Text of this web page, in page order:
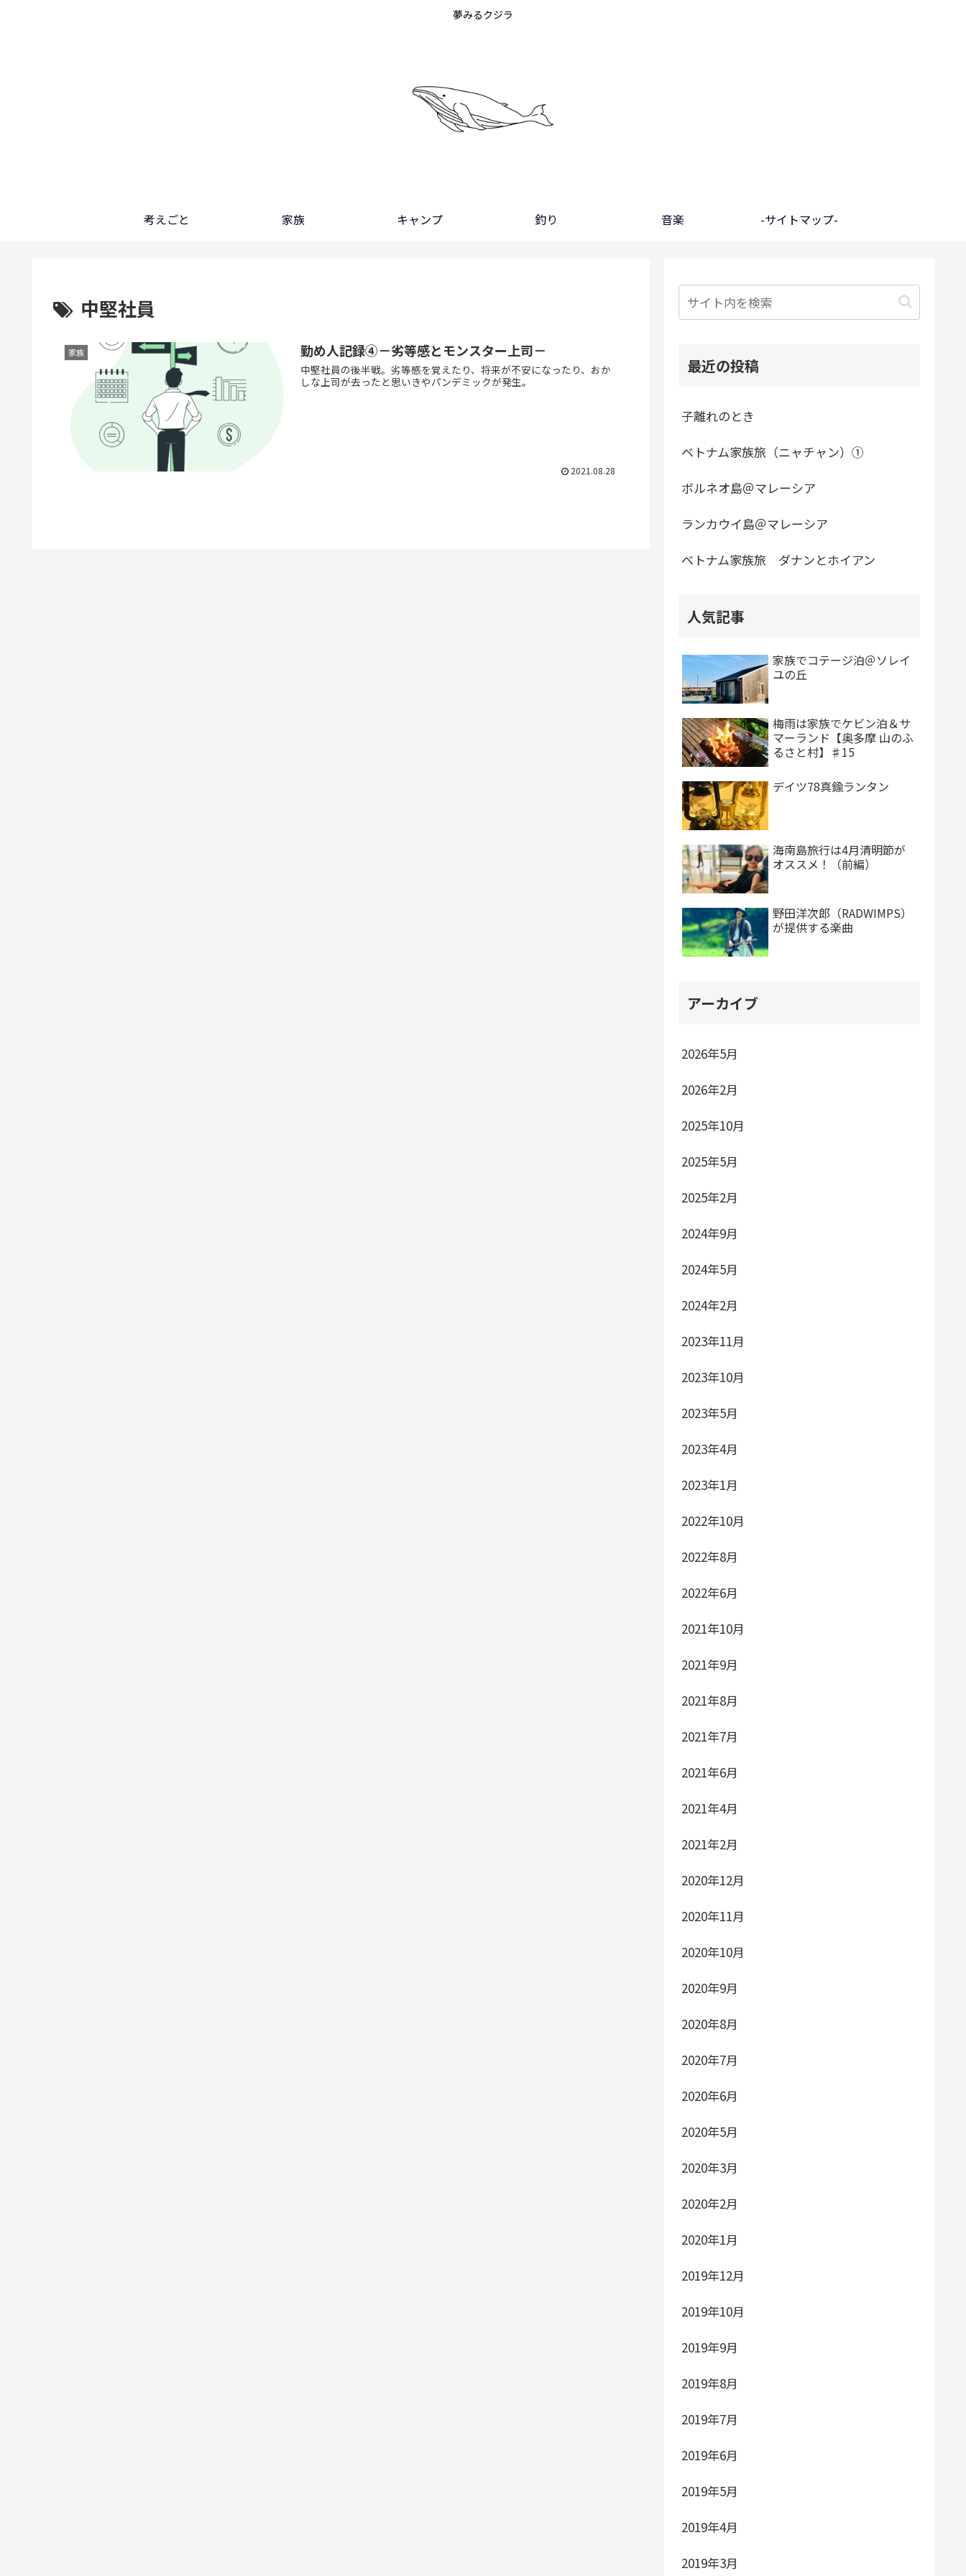
夢みるクジラ
考えごと 家族 キャンプ 釣り 音楽 -サイトマップ-
中堅社員
家族 勤め人記録④－劣等感とモンスター上司－
中堅社員の後半戦。劣等感を覚えたり、将来が不安になったり、おか
しな上司が去ったと思いきやパンデミックが発生。
2021.08.28
最近の投稿
子離れのとき
ベトナム家族旅（ニャチャン）①
ボルネオ島＠マレーシア
ランカウイ島＠マレーシア
ベトナム家族旅 ダナンとホイアン
人気記事
家族でコテージ泊＠ソレイ
ユの丘
梅雨は家族でケビン泊＆サ
マーランド【奥多摩 山のふ
るさと村】♯15
デイツ78真鍮ランタン
海南島旅行は4月清明節が
オススメ！（前編）
野田洋次郎（RADWIMPS）
が提供する楽曲
アーカイブ
2026年5月
2026年2月
2025年10月
2025年5月
2025年2月
2024年9月
2024年5月
2024年2月
2023年11月
2023年10月
2023年5月
2023年4月
2023年1月
2022年10月
2022年8月
2022年6月
2021年10月
2021年9月
2021年8月
2021年7月
2021年6月
2021年4月
2021年2月
2020年12月
2020年11月
2020年10月
2020年9月
2020年8月
2020年7月
2020年6月
2020年5月
2020年3月
2020年2月
2020年1月
2019年12月
2019年10月
2019年9月
2019年8月
2019年7月
2019年6月
2019年5月
2019年4月
2019年3月